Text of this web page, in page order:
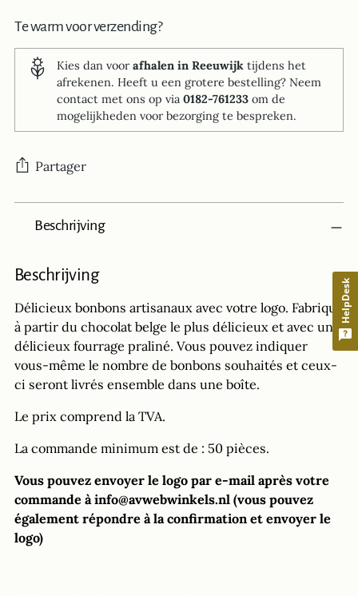
Te warm voor verzending?
Kies dan voor afhalen in Reeuwijk tijdens het
afrekenen. Heeft u een grotere bestelling? Neem
contact met ons op via 0182-761233 om de
mogelijkheden voor bezorging te bespreken.
Partager
à
panier
Beschrijving
Beschrijving
Délicieux bonbons artisanaux avec votre logo. Fabriqué
à partir du chocolat belge le plus délicieux et avec un
délicieux fourrage praliné. Vous pouvez indiquer
vous-même le nombre de bonbons souhaités et ceux-
ci seront livrés ensemble dans une boîte.
Le prix comprend la TVA.
La commande minimum est de : 50 pièces.
Vous pouvez envoyer le logo par e-mail après votre
commande à info@avwebwinkels.nl (vous pouvez
également répondre à la confirmation et envoyer le
logo)
HelpDesk